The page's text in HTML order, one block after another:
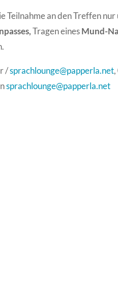
Teilnahme an den Treffen
Tragen einesMund-
/sprachlounge@papperla.net
sprachlounge@papperla.net